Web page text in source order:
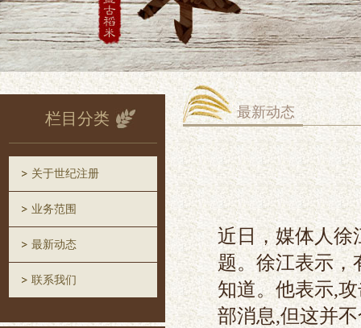
栏目分类
关于世纪注册
业务范围
最新动态
联系我们
最新动态
近日，媒体人徐
题。徐江表示，
知道。他表示,
部消息,但这并